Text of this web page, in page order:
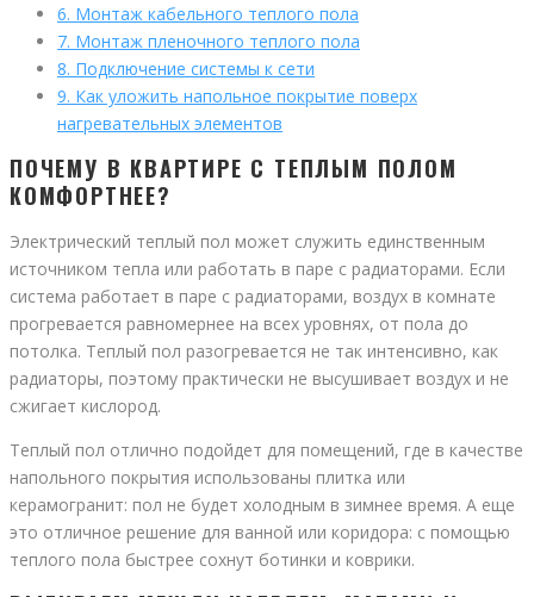
6. Монтаж кабельного теплого пола
7. Монтаж пленочного теплого пола
8. Подключение системы к сети
9. Как уложить напольное покрытие поверх
нагревательных элементов
ПОЧЕМУ В КВАРТИРЕ С ТЕПЛЫМ ПОЛОМ
КОМФОРТНЕЕ?
Электрический теплый пол может служить единственным
источником тепла или работать в паре с радиаторами. Если
система работает в паре с радиаторами, воздух в комнате
прогревается равномернее на всех уровнях, от пола до
потолка. Теплый пол разогревается не так интенсивно, как
радиаторы, поэтому практически не высушивает воздух и не
сжигает кислород.
Теплый пол отлично подойдет для помещений, где в качестве
напольного покрытия использованы плитка или
керамогранит: пол не будет холодным в зимнее время. А еще
это отличное решение для ванной или коридора: с помощью
теплого пола быстрее сохнут ботинки и коврики.